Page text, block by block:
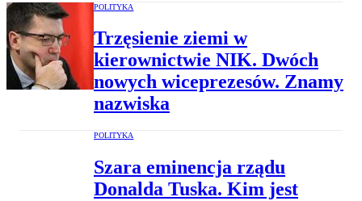
POLITYKA
Trzęsienie ziemi w
kierownictwie NIK. Dwóch
nowych wiceprezesów. Znamy
nazwiska
POLITYKA
Szara eminencja rządu
Donalda Tuska. Kim jest